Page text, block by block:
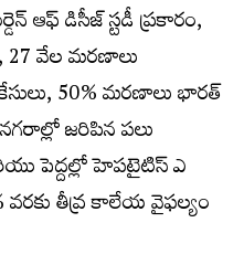
ఆఫ్ డిసీజ్ స్టడీ ప్రకారం,
వేల మరణాలు
50% మరణాలు భారత్​
జరిపిన పలు
పెద్దల్లో హెపటైటిస్ ఎ
వరకు తీవ్ర కాలేయ వైఫల్యం